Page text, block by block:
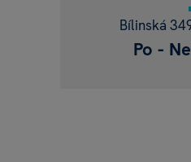
Bílinská
Po -